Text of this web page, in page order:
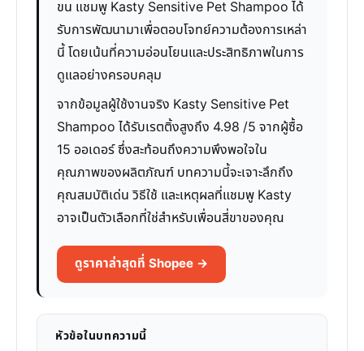
ขน แชมพู Kasty Sensitive Pet Shampoo ได้
รับการพัฒนามาเพื่อตอบโจทย์ความต้องการเหล่า
นี้ โดยเน้นที่ความอ่อนโยนและประสิทธิภาพในการ
ดูแลอย่างครอบคลุม
จากข้อมูลผู้ใช้งานจริง Kasty Sensitive Pet
Shampoo ได้รับเรตติ้งสูงถึง 4.98 /5 จากผู้ซื้อ
15 ออเดอร์ ซึ่งสะท้อนถึงความพึงพอใจใน
คุณภาพของผลิตภัณฑ์ บทความนี้จะเจาะลึกถึง
คุณสมบัติเด่น วิธีใช้ และเหตุผลที่แชมพู Kasty
อาจเป็นตัวเลือกที่ใช่สำหรับเพื่อนสี่ขาของคุณ
ดูราคาล่าสุดที่ Shopee →
หัวข้อในบทความนี้